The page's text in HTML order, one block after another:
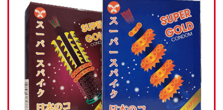
Thêm
vào
Ưa
Thích